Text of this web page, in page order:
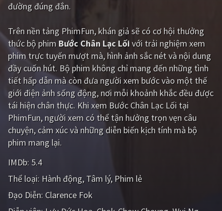
Viễn Tây
GameShow DramaTV
QUỐC GIA
Âu - Mỹ Trung Quốc - Hồng Kông
Hàn Quốc Nhật Bản
Ấn Độ Việt Nam
Tổng hợp
CẬP NHẬT
PHIM MỚI
PHIM BỘ
đường đúng đắn.
Trên nền tảng PhimFun, khán giả sẽ có cơ hội thưởng
thức bộ phim Bước Chân Lạc Lốivới trải nghiệm xem
phim trực tuyến mượt mà, hình ảnh sắc nét và nội dung
đầy cuốn hút. Bộ phim không chỉ mang đến những tình
tiết hấp dẫn mà còn đưa người xem bước vào một thế
giới điện ảnh sống động, nơi mỗi khoảnh khắc đều được
tái hiện chân thực. Khi xem Bước Chân Lạc Lối tại
PhimFun, người xem có thể tận hưởng trọn vẹn câu
chuyện, cảm xúc và những diễn biến kịch tính mà bộ
phim mang lại.
IMDb: 5.4
Thể loại: Hành động Tâm lý Phim lẻ
Đạo Diễn: Clarence Fok